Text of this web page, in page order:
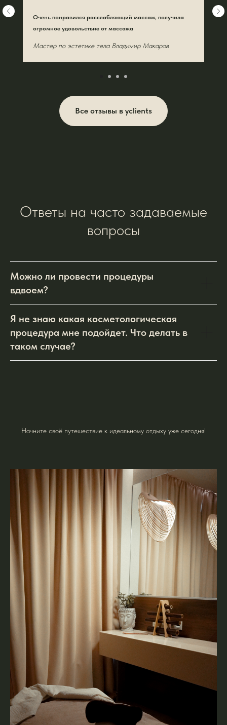
Очень понравился расслабляющий массаж, получила
огромное удовольствие от массажа
Мастер по эстетике тела Владимир Макаров
Все отзывы в yclients
Ответы на часто задаваемые
вопросы
Можно ли провести процедуры
вдвоем?
Я не знаю какая косметологическая
процедура мне подойдет. Что делать в
таком случае?
Начните своё путешествие к идеальному отдыху уже сегодня!